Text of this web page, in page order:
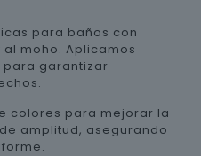
para baños con
moho. Aplicamos
garantizar
colores para mejorar la
amplitud, asegurando